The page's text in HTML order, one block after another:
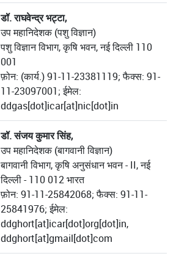
डॉ. राघवेन्द्र भट्टा,
उप महानिदेशक (पशु विज्ञान)
पशु विज्ञान विभाग, कृषि भवन, नई दिल्ली 110
001
फ़ोन: (कार्य.) 91-11-23381119; फैक्स: 91-
11-23097001; ईमेल:
ddgas[dot]icar[at]nic[dot]in
डॉ. संजय कुमार सिंह,
उप महानिदेशक (बागवानी विज्ञान)
बागवानी विभाग, कृषि अनुसंधान भवन - II, नई
दिल्ली - 110 012 भारत
फ़ोन: 91-11-25842068; फैक्स: 91-11-
25841976; ईमेल:
ddghort[at]icar[dot]org[dot]in,
ddghort[at]gmail[dot]com